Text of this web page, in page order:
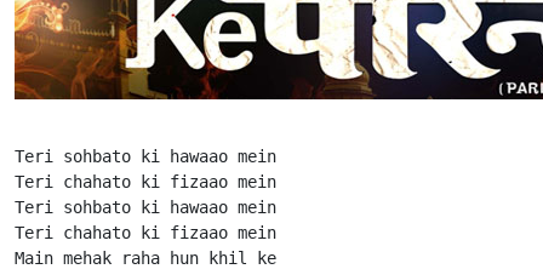
Teri sohbato ki hawaao mein
Teri chahato ki fizaao mein
Teri sohbato ki hawaao mein
Teri chahato ki fizaao mein
Main mehak raha hun khil ke